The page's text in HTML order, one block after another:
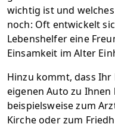
wichtig ist und
noch: Oft entwickelt
Lebenshelfer eine
Einsamkeit im Alter
Hinzu kommt, dass
eigenen Auto zu Ihnen
beispielsweise zum
Kirche oder zum